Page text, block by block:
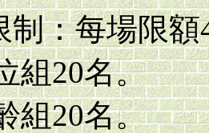
制：每場限額
組20名。
組20名。